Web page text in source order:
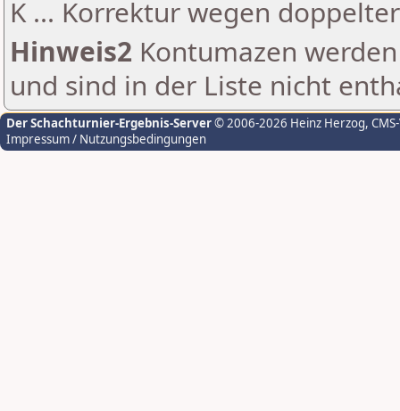
K ... Korrektur wegen
Hinweis2 Kontumazen
und sind in der Liste nicht
Der Schachturnier-Ergebnis-Server© 2006-2026 Heinz Herzog,
Impressum / Nutzungsbedingungen